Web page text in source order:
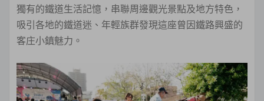
獨有的鐵道生活記憶，串聯周邊觀光景點及地方特色，
吸引各地的鐵道迷、年輕族群發現這座曾因鐵路興盛的
客庄小鎮魅力。